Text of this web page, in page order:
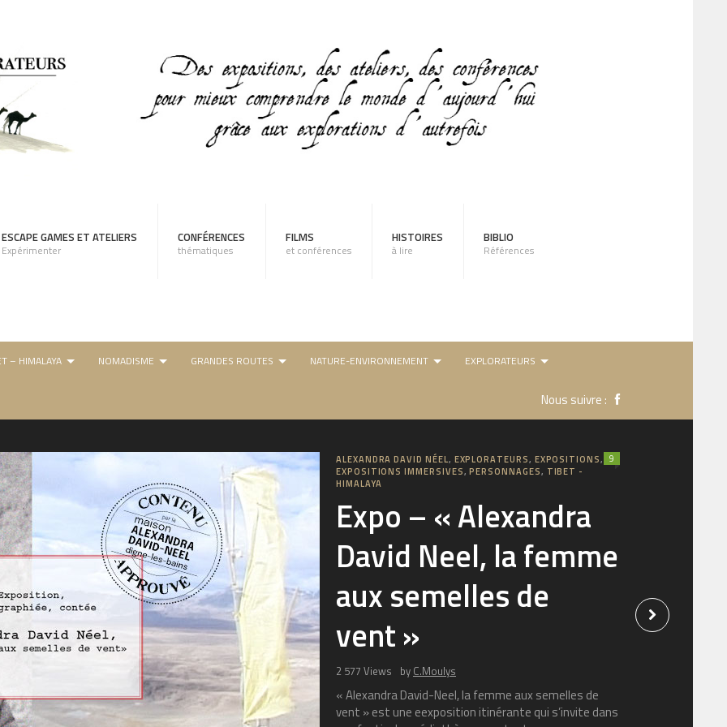
ESCAPE GAMES ET ATELIERS
Expérimenter
CONFÉRENCES
thématiques
FILMS
et conférences
HISTOIRES
à lire
BIBLIO
Références
– HIMALAYA NOMADISME GRANDES ROUTES NATURE-ENVIRONNEMENT EXPLORATEURS
Nous suivre :
ALEXANDRA DAVID NÉEL, EXPLORATEURS, EXPOSITIONS,
EXPOSITIONS IMMERSIVES,PERSONNAGES, TIBET -
HIMALAYA
Expo – « Alexandra
David Neel, la femme
aux semelles de
vent »
2 577 Views
9
by C.Moulys
« Alexandra David-Neel, la femme aux semelles de
vent » est une eexposition itinérante qui s’invite dans